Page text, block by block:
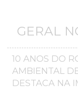
GERAL
10 ANOS DO
AMBIENTAL
DESTACA NA